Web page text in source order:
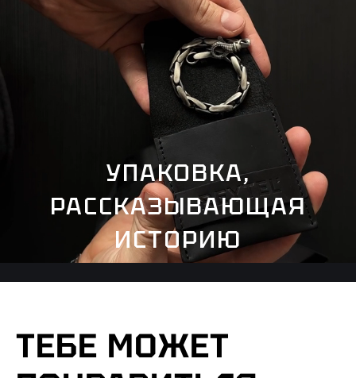
УПАКОВКА,
РАССКАЗЫВАЮЩАЯ
ИСТОРИЮ
ТЕБЕ МОЖЕТ